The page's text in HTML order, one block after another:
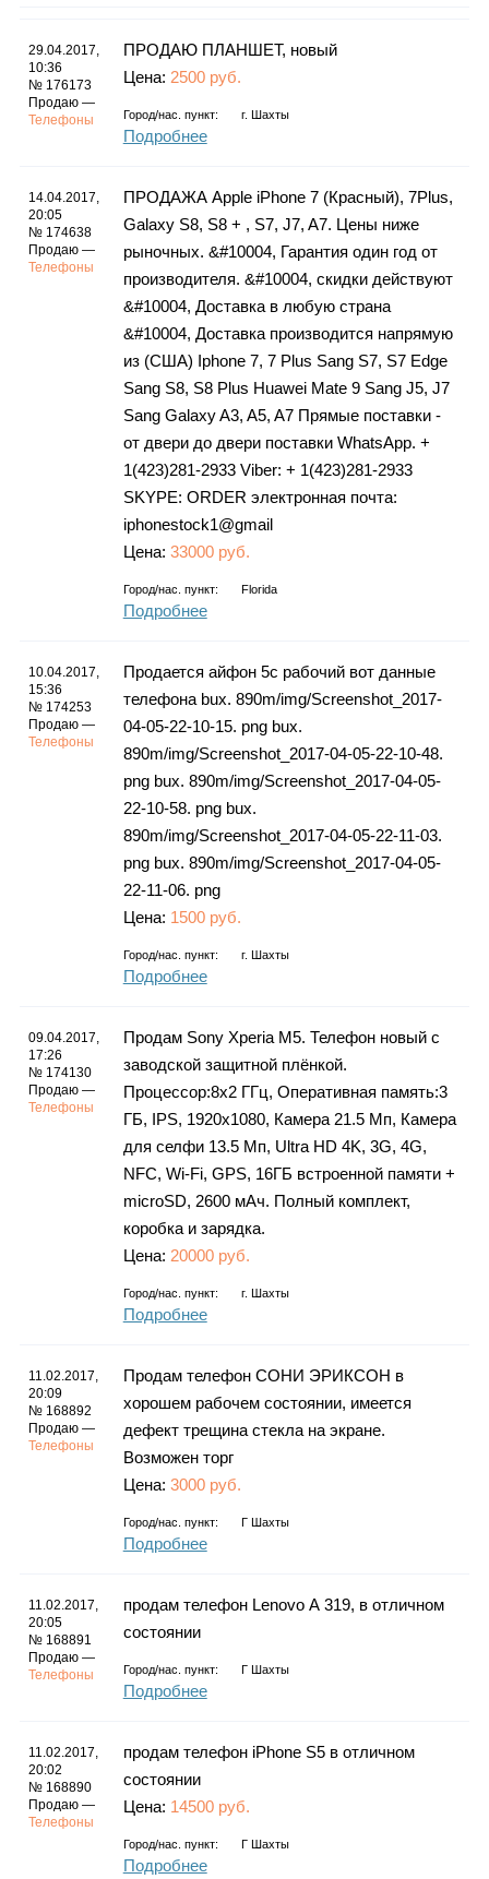
29.04.2017,
10:36
№ 176173
Продаю —
Телефоны
ПРОДАЮ ПЛАНШЕТ, новый
Цена: 2500 руб.
Город/нас. пункт: г. Шахты
Подробнее
14.04.2017,
20:05
№ 174638
Продаю —
Телефоны
ПРОДАЖА Apple iPhone 7 (Красный), 7Plus,
Galaxy S8, S8 + , S7, J7, A7. Цены ниже
рыночных. &#10004, Гарантия один год от
производителя. &#10004, скидки действуют
&#10004, Доставка в любую страна
&#10004, Доставка производится напрямую
из (США) Iphone 7, 7 Plus Sang S7, S7 Edge
Sang S8, S8 Plus Huawei Mate 9 Sang J5, J7
Sang Galaxy A3, A5, A7 Прямые поставки -
от двери до двери поставки WhatsApp. +
1(423)281-2933 Viber: + 1(423)281-2933
SKYPE: ORDER электронная почта:
iphonestock1@gmail
Цена: 33000 руб.
Город/нас. пункт: Florida
Подробнее
10.04.2017,
15:36
№ 174253
Продаю —
Телефоны
Продается айфон 5с рабочий вот данные
телефона bux. 890m/img/Screenshot_2017-
04-05-22-10-15. png bux.
890m/img/Screenshot_2017-04-05-22-10-48.
png bux. 890m/img/Screenshot_2017-04-05-
22-10-58. png bux.
890m/img/Screenshot_2017-04-05-22-11-03.
png bux. 890m/img/Screenshot_2017-04-05-
22-11-06. png
Цена: 1500 руб.
Город/нас. пункт: г. Шахты
Подробнее
09.04.2017,
17:26
№ 174130
Продаю —
Телефоны
Продам Sony Xperia M5. Телефон новый с
заводской защитной плёнкой.
Процессор:8x2 ГГц, Оперативная память:3
ГБ, IPS, 1920х1080, Камера 21.5 Мп, Камера
для селфи 13.5 Мп, Ultra HD 4K, 3G, 4G,
NFC, Wi-Fi, GPS, 16ГБ встроенной памяти +
microSD, 2600 мАч. Полный комплект,
коробка и зарядка.
Цена: 20000 руб.
Город/нас. пункт: г. Шахты
Подробнее
11.02.2017,
20:09
№ 168892
Продаю —
Телефоны
Продам телефон СОНИ ЭРИКСОН в
хорошем рабочем состоянии, имеется
дефект трещина стекла на экране.
Возможен торг
Цена: 3000 руб.
Город/нас. пункт: Г Шахты
Подробнее
11.02.2017,
20:05
№ 168891
Продаю —
Телефоны
продам телефон Lenovo А 319, в отличном
состоянии
Город/нас. пункт: Г Шахты
Подробнее
11.02.2017,
20:02
№ 168890
Продаю —
Телефоны
продам телефон iPhone S5 в отличном
состоянии
Цена: 14500 руб.
Город/нас. пункт: Г Шахты
Подробнее